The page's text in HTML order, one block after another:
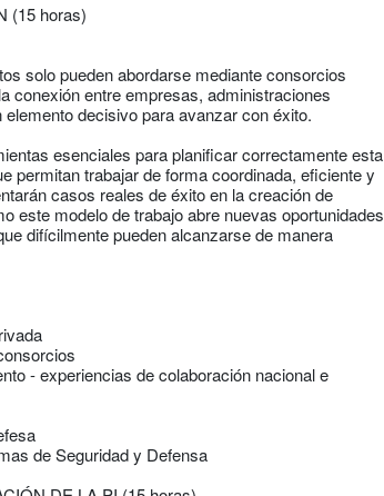
(15 horas)
solo pueden abordarse mediante consorcios
conexión entre empresas, administraciones
decisivo para avanzar con éxito.
esenciales para planificar correctamente esta
permitan trabajar de forma coordinada, eficiente y
casos reales de éxito en la creación de
este modelo de trabajo abre nuevas oportunidades
difícilmente pueden alcanzarse de manera
- experiencias de colaboración nacional e
de Seguridad y Defensa